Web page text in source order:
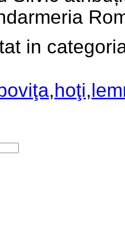
in
,hoţi,